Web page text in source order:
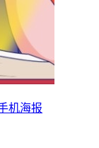
机海报